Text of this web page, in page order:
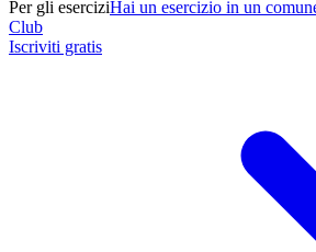
Per gli eserciziHai un esercizio in un
Club
Iscriviti gratis